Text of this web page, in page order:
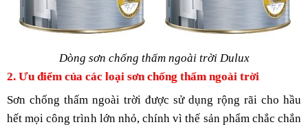
Dòng sơn chống thấm ngoài trời Dulux
2. Ưu điểm của các loại sơn chống thấm ngoài trời
Sơn chống thấm ngoài trời được sử dụng rộng rãi cho hầu
hết mọi công trình lớn nhỏ, chính vì thế sản phẩm chắc chắn